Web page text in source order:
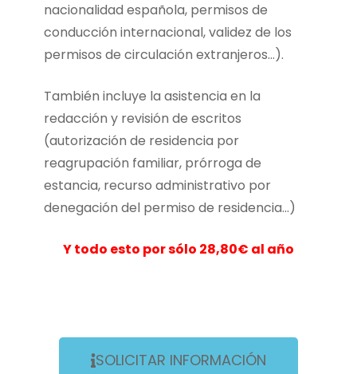
nacionalidad española, permisos de
conducción internacional, validez de los
permisos de circulación extranjeros…).
También incluye la asistencia en la
redacción y revisión de escritos
(autorización de residencia por
reagrupación familiar, prórroga de
estancia, recurso administrativo por
denegación del permiso de residencia…)
Y todo esto por sólo 28,80€ al año
SOLICITAR INFORMACIÓN